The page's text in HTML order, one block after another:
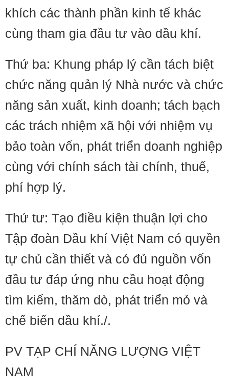
khích các thành phần kinh tế khác
cùng tham gia đầu tư vào dầu khí.
Thứ ba: Khung pháp lý cần tách biệt
chức năng quản lý Nhà nước và chức
năng sản xuất, kinh doanh; tách bạch
các trách nhiệm xã hội với nhiệm vụ
bảo toàn vốn, phát triển doanh nghiệp
cùng với chính sách tài chính, thuế,
phí hợp lý.
Thứ tư: Tạo điều kiện thuận lợi cho
Tập đoàn Dầu khí Việt Nam có quyền
tự chủ cần thiết và có đủ nguồn vốn
đầu tư đáp ứng nhu cầu hoạt động
tìm kiếm, thăm dò, phát triển mỏ và
chế biến dầu khí./.
PV TẠP CHÍ NĂNG LƯỢNG VIỆT
NAM